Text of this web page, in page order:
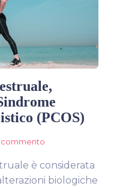
(PCOS)
commento
è considerata
biologiche